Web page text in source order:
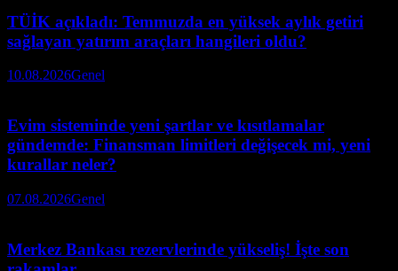
TÜİK açıkladı: Temmuzda en yüksek aylık getiri
sağlayan yatırım araçları hangileri oldu?
10.08.2026Genel
Evim sisteminde yeni şartlar ve kısıtlamalar
gündemde: Finansman limitleri değişecek mi, yeni
kurallar neler?
07.08.2026Genel
Merkez Bankası rezervlerinde yükseliş! İşte son